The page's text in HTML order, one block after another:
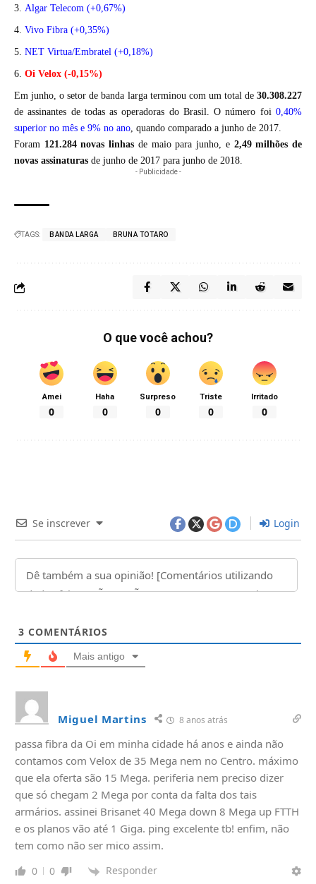
Algar Telecom (+0,67%)
Vivo Fibra (+0,35%)
NET Virtua/Embratel (+0,18%)
Oi Velox (-0,15%)
Em junho, o setor de banda larga terminou com um total de 30.308.227
de assinantes de todas as operadoras do Brasil. O número foi0,40%
superior no mês e 9% no ano, quando comparado a junho de 2017.
Foram 121.284 novas linhas de maio para junho, e 2,49 milhões de
novas assinaturas de junho de 2017 para junho de 2018.
- Publicidade -
TAGS: BANDA LARGA BRUNA TOTARO
O que você achou?
Amei
0
Haha
0
Surpreso
0
Triste
0
Irritado
0
Se inscrever Login
3 COMENTÁRIOS
Mais antigo
Miguel Martins 8 anos atrás
passa fibra da Oi em minha cidade há anos e ainda não
contamos com Velox de 35 Mega nem no Centro. máximo
que ela oferta são 15 Mega. periferia nem preciso dizer
que só chegam 2 Mega por conta da falta dos tais
armários. assinei Brisanet 40 Mega down 8 Mega up FTTH
e os planos vão até 1 Giga. ping excelente tb! enfim, não
tem como não ser mico assim.
0 0 Responder